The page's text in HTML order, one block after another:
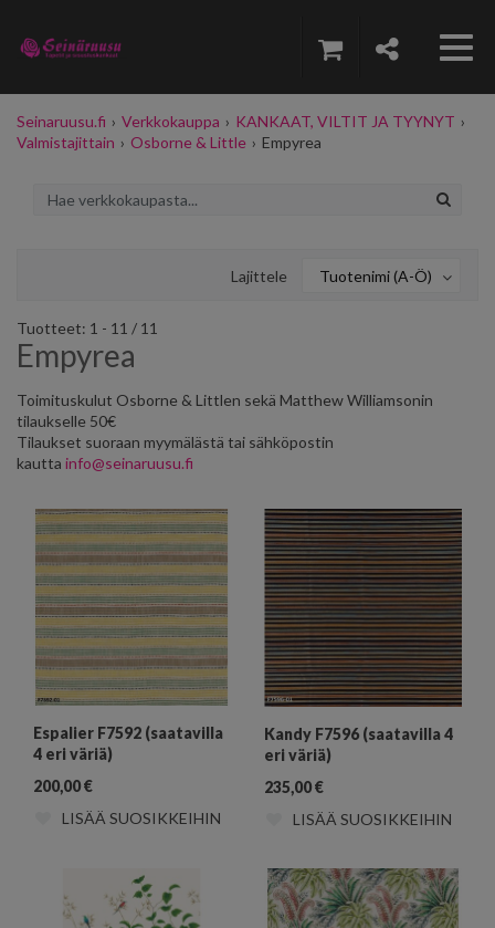
Seinaruusu.fi › Verkkokauppa › KANKAAT, VILTIT JA TYYNYT ›
Valmistajittain › Osborne & Little › Empyrea
Lajittele Tuotenimi (A-Ö)
Tuotteet: 1 - 11 / 11
Empyrea
Toimituskulut Osborne & Littlen sekä Matthew Williamsonin
tilaukselle 50€
Tilaukset suoraan myymälästä tai sähköpostin
kautta info@seinaruusu.fi
Espalier F7592 (saatavilla
4 eri väriä)
200,00€
LISÄÄ SUOSIKKEIHIN
Kandy F7596 (saatavilla 4
eri väriä)
235,00€
LISÄÄ SUOSIKKEIHIN